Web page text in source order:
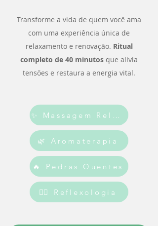
Transforme a vida de quem você ama
com uma experiência única de
relaxamento e renovação. Ritual
completo de 40 minutos que alivia
tensões e restaura a energia vital.
✨ Massagem Relaxante
🌿 Aromaterapia
🔥 Pedras Quentes
💆‍♀️ Reflexologia